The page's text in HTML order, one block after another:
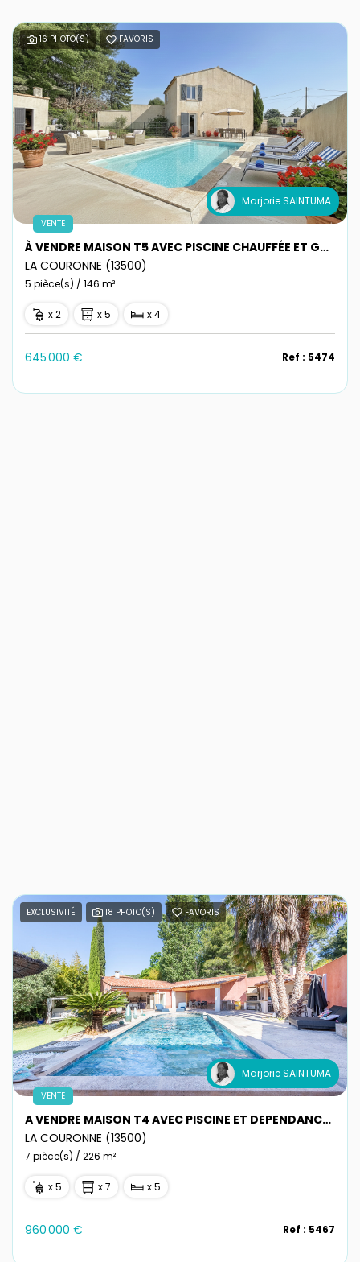
16 PHOTO(S) FAVORIS
Marjorie SAINTUMA
VENTE
À VENDRE MAISON T5 AVEC PISCINE CHAUFFÉE ET GARAGE À LA COURONNE
LA COURONNE (13500)
5 pièce(s) / 146 m²
x 2 x 5 x 4
645 000 € Ref : 5474
EXCLUSIVITÉ 18 PHOTO(S) FAVORIS
Marjorie SAINTUMA
VENTE
A VENDRE MAISON T4 AVEC PISCINE ET DEPENDANCE T2 A LA COURONNE
LA COURONNE (13500)
7 pièce(s) / 226 m²
x 5 x 7 x 5
960 000 € Ref : 5467